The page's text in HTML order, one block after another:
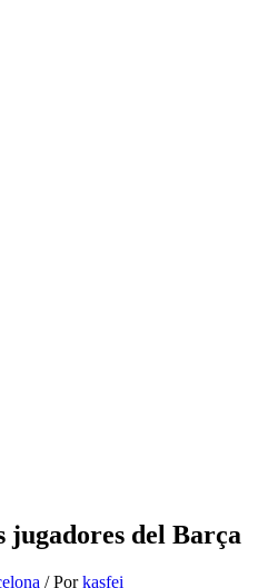
jugadores del Barça
/ Porkasfei